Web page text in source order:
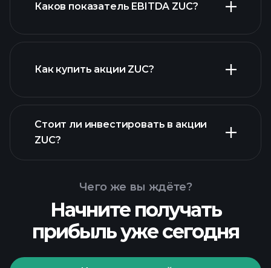
крупнейших
Каков показатель EBITDA ZUC?
финансовых отчетах ZUC
Как купить акции ZUC?
Playtrade
Tournaments
Стоит ли инвестировать в акции
ZUC?
Чего же вы ждёте?
Начните получать
прибыль уже сегодня